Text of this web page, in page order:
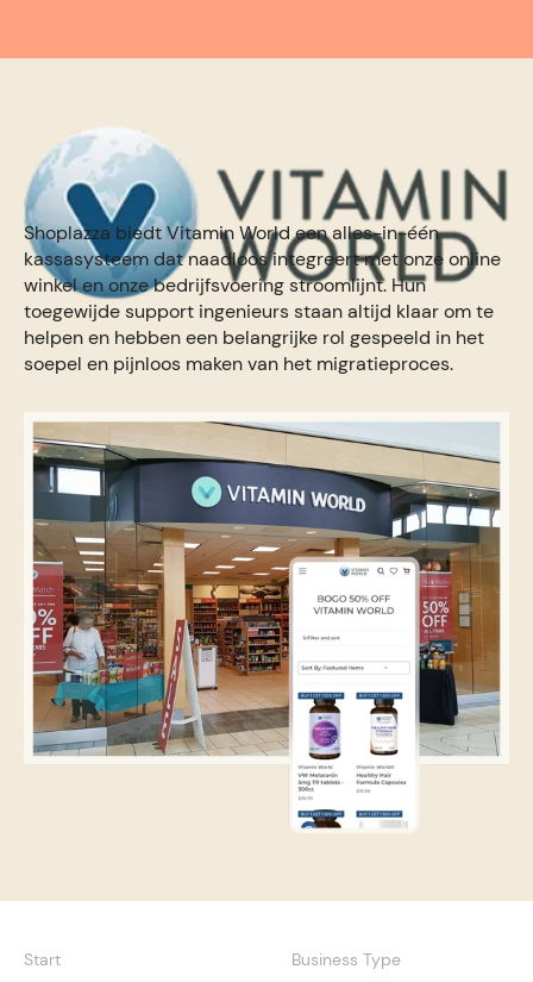
Shoplazza biedt Vitamin World een alles-in-één
kassasysteem dat naadloos integreert met onze online
winkel en onze bedrijfsvoering stroomlijnt. Hun
toegewijde support ingenieurs staan altijd klaar om te
helpen en hebben een belangrijke rol gespeeld in het
soepel en pijnloos maken van het migratieproces.
Start
Business Type